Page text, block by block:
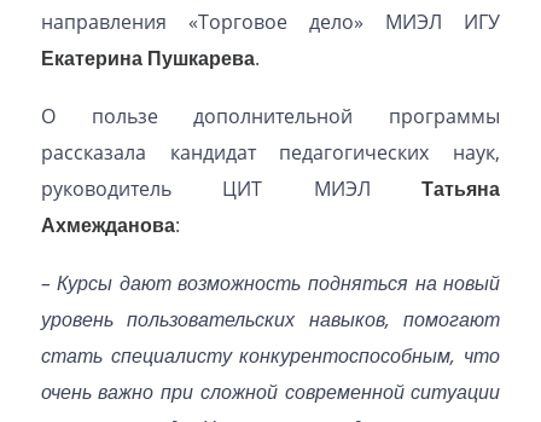
направления «Торговое дело» МИЭЛ ИГУ
Екатерина Пушкарева.
О пользе дополнительной программы
рассказала кандидат педагогических наук,
руководитель ЦИТ МИЭЛТатьяна
Ахмежданова:
– Курсы дают возможность подняться на новый
уровень пользовательских навыков, помогают
стать специалисту конкурентоспособным, что
очень важно при сложной современной ситуации